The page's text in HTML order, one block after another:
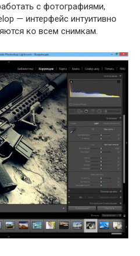
с фотографиями,
— интерфейс интуитивно
ко всем снимкам.